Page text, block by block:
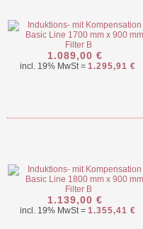
1.089,00 €
incl. 19% MwSt = 1.295,91 €
1.139,00 €
incl. 19% MwSt = 1.355,41 €